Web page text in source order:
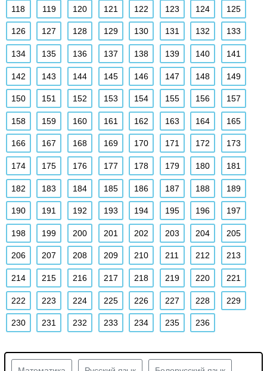
118 119 120 121 122 123 124 125
126 127 128 129 130 131 132 133
134 135 136 137 138 139 140 141
142 143 144 145 146 147 148 149
150 151 152 153 154 155 156 157
158 159 160 161 162 163 164 165
166 167 168 169 170 171 172 173
174 175 176 177 178 179 180 181
182 183 184 185 186 187 188 189
190 191 192 193 194 195 196 197
198 199 200 201 202 203 204 205
206 207 208 209 210 211 212 213
214 215 216 217 218 219 220 221
222 223 224 225 226 227 228 229
230 231 232 233 234 235 236